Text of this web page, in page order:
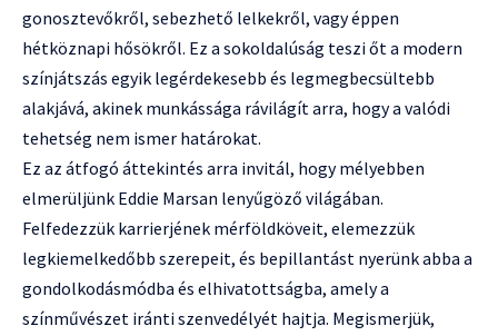
gonosztevőkről, sebezhető lelkekről, vagy éppen
hétköznapi hősökről. Ez a sokoldalúság teszi őt a modern
színjátszás egyik legérdekesebb és legmegbecsültebb
alakjává, akinek munkássága rávilágít arra, hogy a valódi
tehetség nem ismer határokat.
Ez az átfogó áttekintés arra invitál, hogy mélyebben
elmerüljünk Eddie Marsan lenyűgöző világában.
Felfedezzük karrierjének mérföldköveit, elemezzük
legkiemelkedőbb szerepeit, és bepillantást nyerünk abba a
gondolkodásmódba és elhivatottságba, amely a
színművészet iránti szenvedélyét hajtja. Megismerjük,